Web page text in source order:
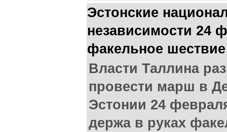
Эстонские
независимости 24
факельное
Власти Таллина
провести марш в
Эстонии 24
держа в руках